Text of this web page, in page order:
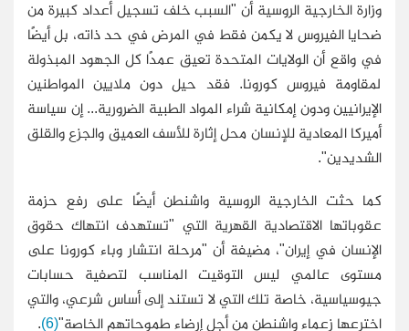
وزارة الخارجية الروسية أن "السبب خلف تسجيل أعداد كبيرة من
ضحايا الفيروس لا يكمن فقط في المرض في حد ذاته، بل أيضًا
في واقع أن الولايات المتحدة تعيق عمدًا كل الجهود المبذولة
لمقاومة فيروس كورونا. فقد حيل دون ملايين المواطنين
الإيرانيين ودون إمكانية شراء المواد الطبية الضرورية... إن سياسة
أميركا المعادية للإنسان محل إثارة للأسف العميق والجزع والقلق
الشديدين".
كما حثت الخارجية الروسية واشنطن أيضًا على رفع حزمة
عقوباتها الاقتصادية القهرية التي "تستهدف انتهاك حقوق
الإنسان في إيران"، مضيفة أن "مرحلة انتشار وباء كورونا على
مستوى عالمي ليس التوقيت المناسب لتصفية حسابات
جيوسياسية، خاصة تلك التي لا تستند إلى أساس شرعي، والتي
اخترعها زعماء واشنطن من أجل إرضاء طموحاتهم الخاصة"(6)
.